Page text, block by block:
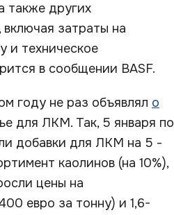
также других
затраты на
и техническое
в сообщении BASF.
году не раз объявлял о
для ЛКМ. Так, 5 января по
добавки для ЛКМ на 5 -
каолинов (на 10%),
цены на
евро за тонну) и 1,6-